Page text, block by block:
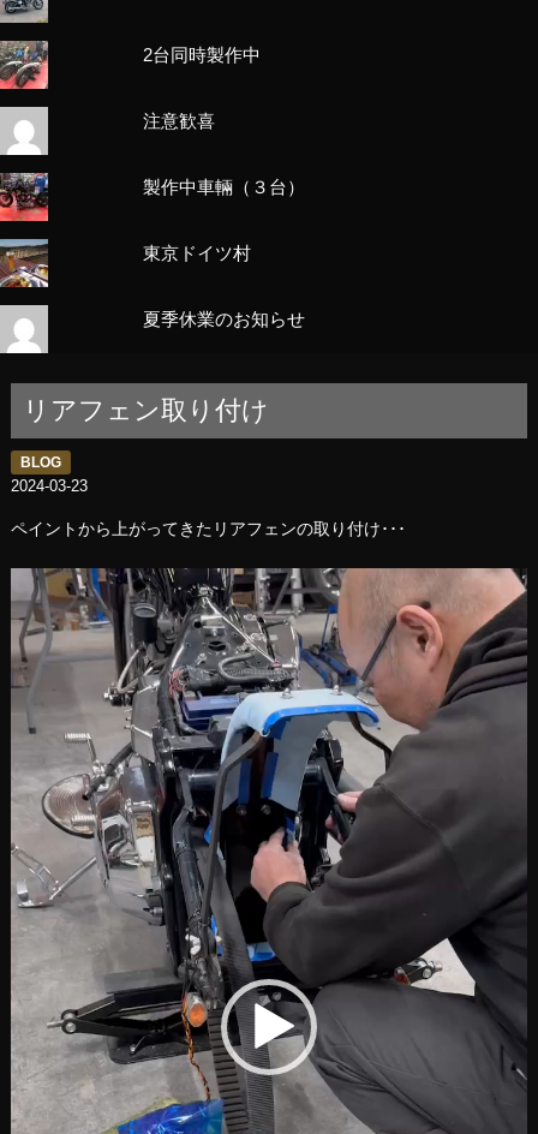
2台同時製作中
注意歓喜
製作中車輛（３台）
東京ドイツ村
夏季休業のお知らせ
リアフェン取り付け
BLOG
2024-03-23
ペイントから上がってきたリアフェンの取り付け･･･
動
ー
ヤ
ー